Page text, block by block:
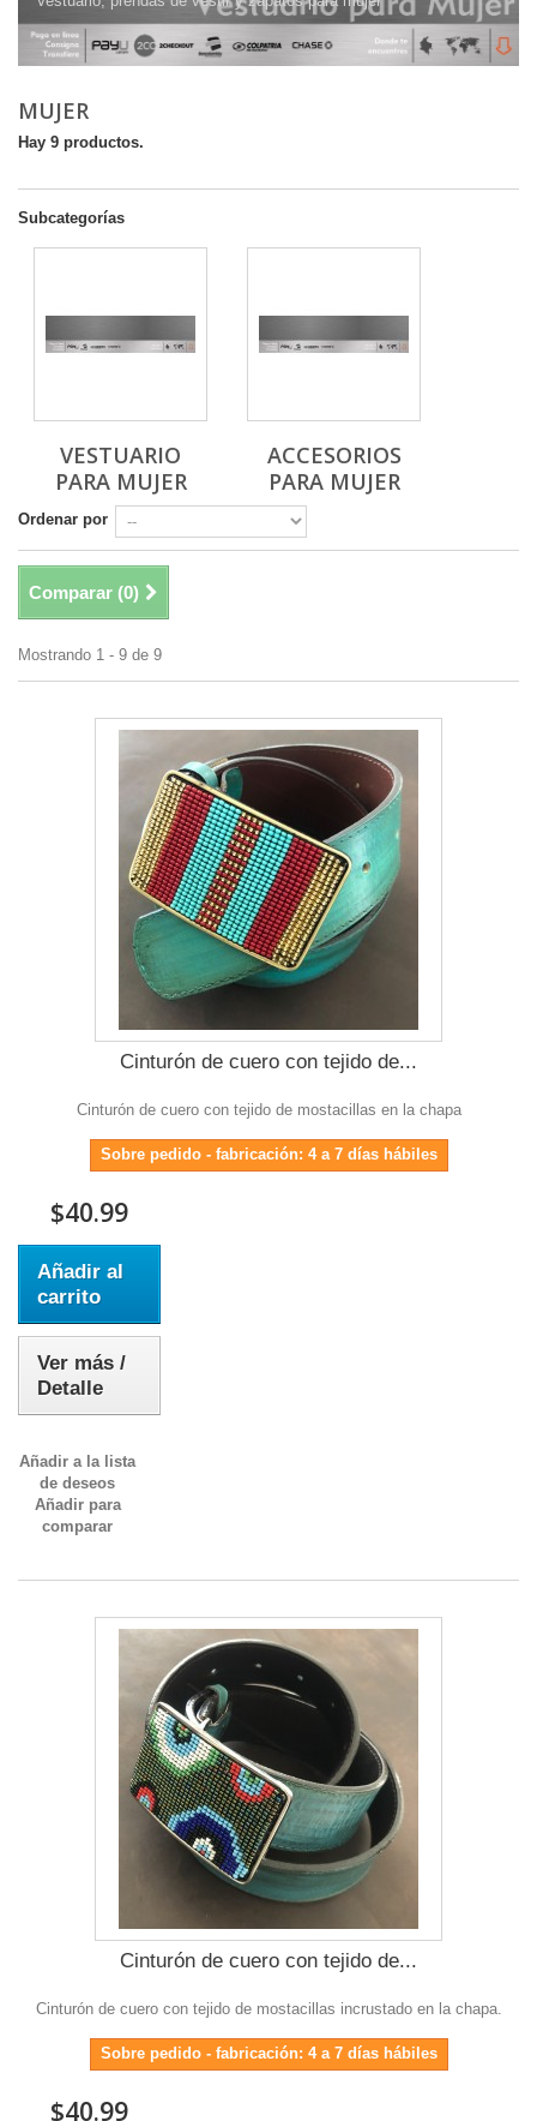
MUJER
Hay 9 productos.
Subcategorías
VESTUARIO
PARA MUJER
ACCESORIOS
PARA MUJER
Ordenar por
Comparar (0)
Mostrando 1 - 9 de 9
Cinturón de cuero con tejido de...
Cinturón de cuero con tejido de mostacillas en la chapa
Sobre pedido - fabricación: 4 a 7 días hábiles
$40.99
Añadir al
carrito
Ver más /
Detalle
Añadir a la lista
de deseos
Añadir para
comparar
Cinturón de cuero con tejido de...
Cinturón de cuero con tejido de mostacillas incrustado en la chapa.
Sobre pedido - fabricación: 4 a 7 días hábiles
$40.99